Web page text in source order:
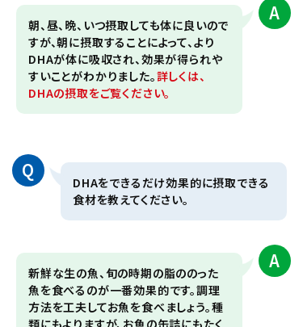
A
朝、昼、晩、いつ摂取しても体に良いので
すが、朝に摂取することによって、より
DHAが体に吸収され、効果が得られや
すいことがわかりました。詳しくは、
DHAの摂取をご覧ください。
Q
DHAをできるだけ効果的に摂取できる
食材を教えてください。
A
新鮮な生の魚、旬の時期の脂ののった
魚を食べるのが一番効果的です。調理
方法を工夫してお魚を食べましょう。種